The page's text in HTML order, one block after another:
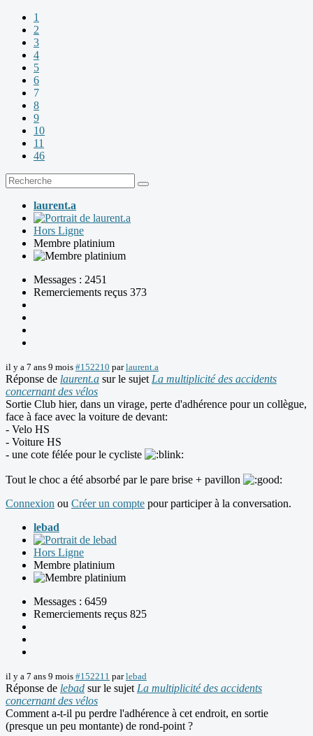
1
2
3
4
5
6
7
8
9
10
11
46
laurent.a
Hors Ligne
Membre platinium
Messages : 2451
Remerciements reçus 373
il y a 7 ans 9 mois #152210 parlaurent.a
Réponse de laurent.a sur le sujet La multiplicité des accidents
concernant des vélos
Sortie Club hier, dans un virage, perte d'adhérence pour un collègue,
face à face avec la voiture de devant:
- Velo HS
- Voiture HS
- une cote félée pour le cycliste
Tout le choc a été absorbé par le pare brise + pavillon
Connexion ou Créer un compte pour participer à la conversation.
lebad
Hors Ligne
Membre platinium
Messages : 6459
Remerciements reçus 825
il y a 7 ans 9 mois #152211 parlebad
Réponse de lebad sur le sujet La multiplicité des accidents
concernant des vélos
Comment a-t-il pu perdre l'adhérence à cet endroit, en sortie
(presque un peu montante) de rond-point ?